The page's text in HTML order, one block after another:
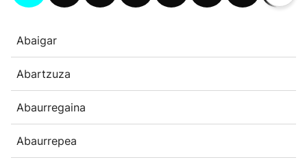
Abaigar
Abartzuza
Abaurregaina
Abaurrepea